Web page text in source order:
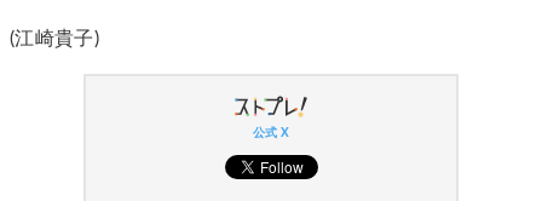
(江崎貴子)
公式 X